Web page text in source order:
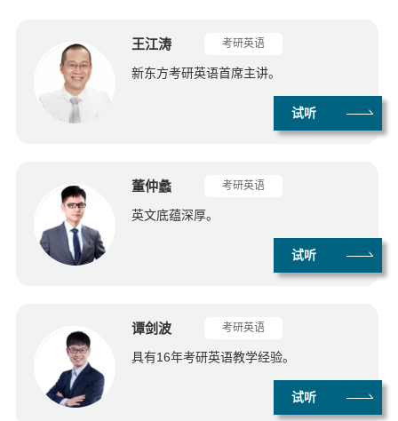
王江涛 考研英语
新东方考研英语首席主讲。
试听
董仲蠡 考研英语
英文底蕴深厚。
试听
谭剑波 考研英语
具有16年考研英语教学经验。
试听